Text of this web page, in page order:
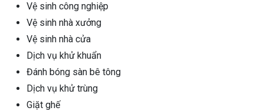
Vệ sinh công nghiệp
Vệ sinh nhà xưởng
Vệ sinh nhà cửa
Dịch vụ khử khuẩn
Đánh bóng sàn bê tông
Dịch vụ khử trùng
Giặt ghế